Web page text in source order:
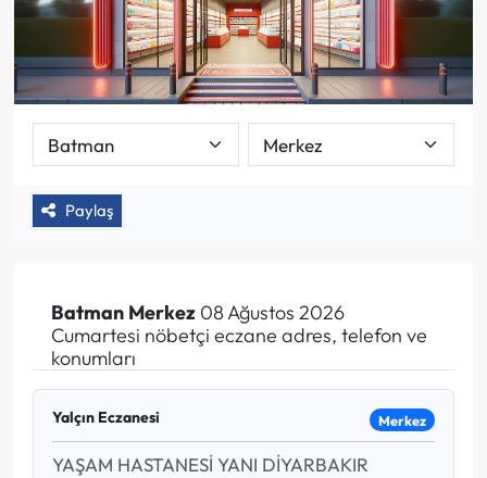
Paylaş
Batman Merkez08 Ağustos 2026
Cumartesi nöbetçi eczane adres, telefon ve
konumları
Yalçın Eczanesi Merkez
YAŞAM HASTANESİ YANI DİYARBAKIR